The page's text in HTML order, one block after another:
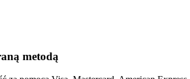
metodą